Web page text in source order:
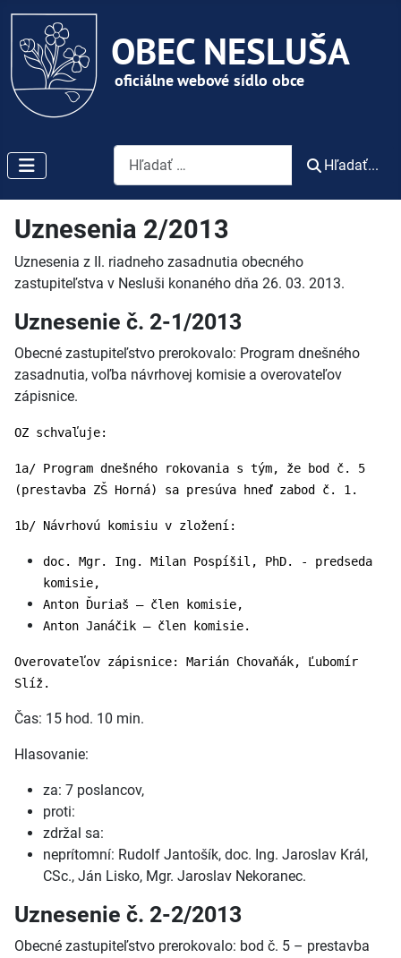
Vyhľadávanie
Hľadať...
Uznesenia 2/2013
Uznesenia z II. riadneho zasadnutia obecného
zastupiteľstva v Nesluši konaného dňa 26. 03. 2013.
Uznesenie č. 2-1/2013
Obecné zastupiteľstvo prerokovalo: Program dnešného
zasadnutia, voľba návrhovej komisie a overovateľov
zápisnice.
OZ schvaľuje:
1a/ Program dnešného rokovania s tým, že bod č. 5
(prestavba ZŠ Horná) sa presúva hneď zabod č. 1.
1b/ Návrhovú komisiu v zložení:
doc. Mgr. Ing. Milan Pospíšil, PhD. - predseda
komisie,
Anton Ďuriaš – člen komisie,
Anton Janáčik – člen komisie.
Overovateľov zápisnice: Marián Chovaňák, Ľubomír
Slíž.
Čas: 15 hod. 10 min.
Hlasovanie:
za: 7 poslancov,
proti:
zdržal sa:
neprítomní: Rudolf Jantošík, doc. Ing. Jaroslav Král,
CSc., Ján Lisko, Mgr. Jaroslav Nekoranec.
Uznesenie č. 2-2/2013
Obecné zastupiteľstvo prerokovalo: bod č. 5 – prestavba